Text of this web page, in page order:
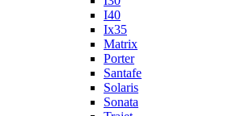
I40
Ix35
Matrix
Porter
Santafe
Solaris
Sonata